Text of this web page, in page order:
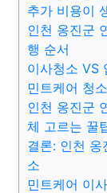
추가 비용이
인천 옹진군
행 순서
이사청소 VS
민트케어 청
인천 옹진군
체 고르는 꿀
결론: 인천 옹
소
민트케어 이